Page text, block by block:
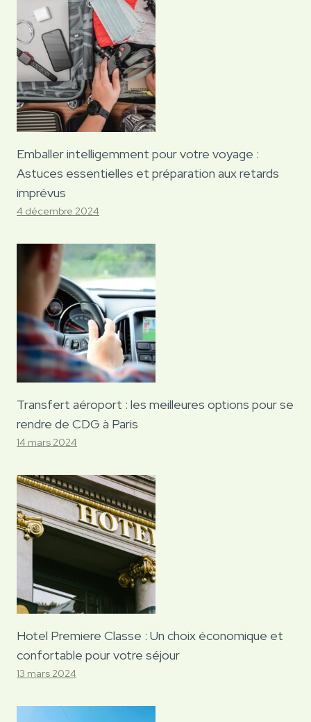
Emballer intelligemment pour votre voyage :
Astuces essentielles et préparation aux retards
imprévus
4 décembre 2024
Transfert aéroport : les meilleures options pour se
rendre de CDG à Paris
14 mars 2024
Hotel Premiere Classe : Un choix économique et
confortable pour votre séjour
13 mars 2024